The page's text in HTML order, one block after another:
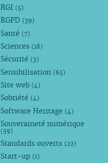
RGI (5)
RGPD (39)
Santé (7)
Sciences (18)
Sécurité (3)
Sensibilisation (65)
Site web (4)
Sobriété (4)
Software Heritage (4)
Souveraineté numérique
(59)
Standards ouverts (22)
Start-up (1)